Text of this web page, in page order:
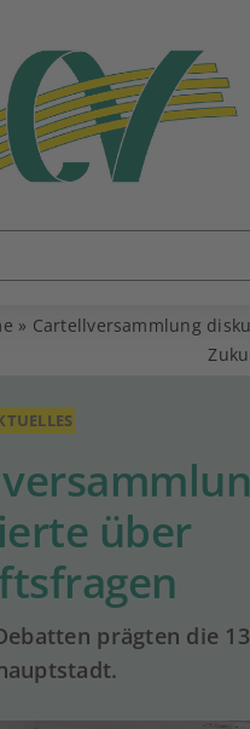
» Cartellversammlung
über
prägten die